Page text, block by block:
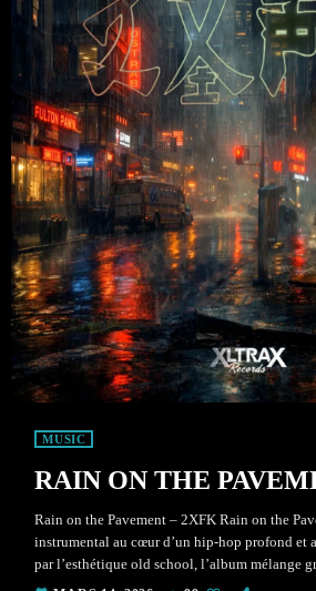
MUSIC
RAIN ON THE
Rain on the Pavement – 2XFK Rain on the
instrumental au cœur d’un hip-hop profond et
par l’esthétique old school, l’album mélange
textures analogiques et ambiances urbaines